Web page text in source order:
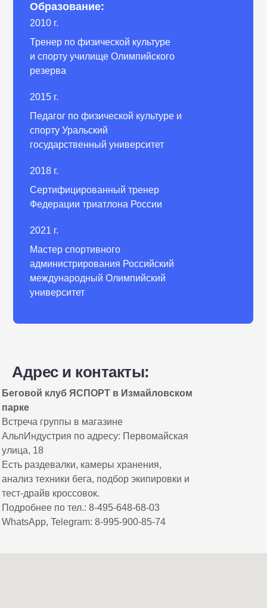
Образование:
Тренер по физической культуре
и спорту училище Олимпийского
резерва
Педагог по физической культуре и
спорту Уральский
государственный университет
Сертифицированный тренер
Федерации триатлона России
Мастер спортивного
администрирования Российский
международный Олимпийский
университет
2010 г.
2015 г.
2018 г.
2021 г.
Адрес и контакты:
Беговой клуб ЯСПОРТ в Измайловском
парке
Встреча группы в магазине
АльпИндустрия по адресу: Первомайская
улица, 18
Есть раздевалки, камеры хранения,
анализ техники бега, подбор экипировки и
тест-драйв кроссовок.
Подробнее по тел.: 8-495-648-68-03
WhatsApp, Telegram: 8-995-900-85-74
Instagram — проект Meta Platforms Inc., деятельность
которой в России запрещена